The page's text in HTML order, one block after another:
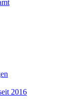
2016